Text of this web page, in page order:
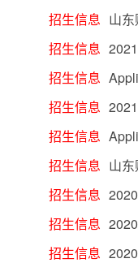
招生信息 山
招生信息
招生信息
招生信息
招生信息
招生信息 山
招生信息
招生信息
招生信息